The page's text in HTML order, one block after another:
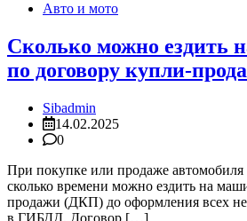
Авто и мото
Сколько можно ездить
по договору купли-
Sibadmin
14.02.2025
0
При покупке или продаже
сколько времени можно ездить на
продажи (ДКП) до оформления всех
в ГИБДД. Договор […]